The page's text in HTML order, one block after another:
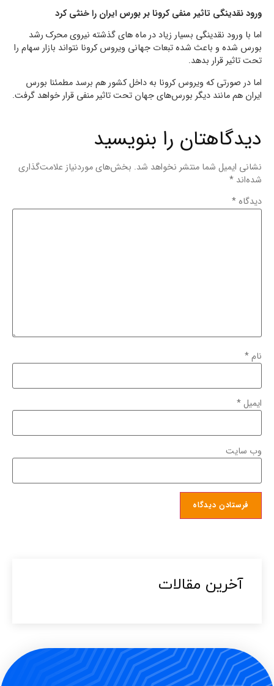
ورود نقدینگی تاثیر منفی کرونا بر بورس ایران را خنثی کرد
اما با ورود نقدینگی بسیار زیاد در ماه های گذشته نیروی محرک رشد
بورس شده و باعث شده تبعات جهانی ویروس کرونا نتواند بازار سهام را
تحت تاثیر قرار بدهد.
اما در صورتی که ویروس کرونا به داخل کشور هم برسد مطمئنا بورس
ایران هم مانند دیگر بورس‌های جهان تحت تاثیر منفی قرار خواهد گرفت.
دیدگاهتان را بنویسید
نشانی ایمیل شما منتشر نخواهد شد.بخش‌های موردنیاز علامت‌گذاری
شده‌اند*
دیدگاه*
*
ایمیل*
وب‌ سایت
آخرین مقالات​